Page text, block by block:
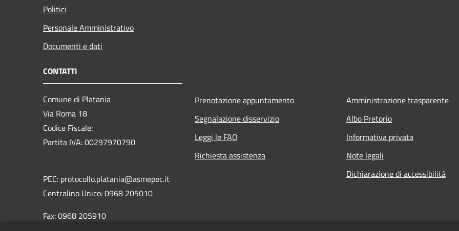
Politici
Personale Amministrativo
Documenti e dati
CONTATTI
Comune di Platania
Via Roma 18
Codice Fiscale:
Partita IVA: 00297970790
PEC: protocollo.platania@asmepec.it
Centralino Unico: 0968 205010
Fax: 0968 205910
Prenotazione appuntamento
Segnalazione disservizio
Leggi le FAQ
Richiesta assistenza
Amministrazione trasparente
Albo Pretorio
Informativa privata
Note legali
Dichiarazione di accessibilità